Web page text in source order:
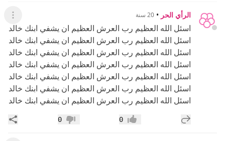
الرأي الحر • 20 سنة عرض
اسئل الله العظيم رب العرش العظيم ان يشفي ابنك خالد
اسئل الله العظيم رب العرش العظيم ان يشفي ابنك خالد
اسئل الله العظيم رب العرش العظيم ان يشفي ابنك خالد
اسئل الله العظيم رب العرش العظيم ان يشفي ابنك خالد
اسئل الله العظيم رب العرش العظيم ان يشفي ابنك خالد
اسئل الله العظيم رب العرش العظيم ان يشفي ابنك خالد
اسئل الله العظيم رب العرش العظيم ان يشفي ابنك خالد
إضافة رد جديد إعجاب0 عدم إعجاب
0